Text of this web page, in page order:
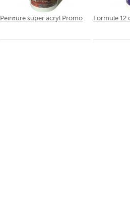
Peinture super acryl Promo Formule 12